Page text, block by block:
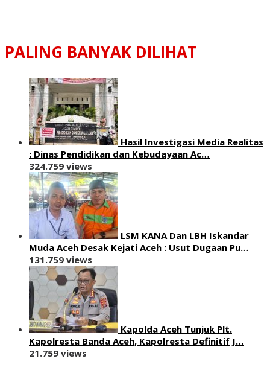
PALING BANYAK DILIHAT
Hasil Investigasi Media Realitas
: ‎Dinas Pendidikan dan Kebudayaan Ac…
324.759 views
LSM KANA Dan LBH Iskandar
Muda Aceh Desak Kejati Aceh : Usut Dugaan Pu…
131.759 views
Kapolda Aceh Tunjuk Plt.
Kapolresta Banda Aceh, Kapolresta Definitif J…
21.759 views